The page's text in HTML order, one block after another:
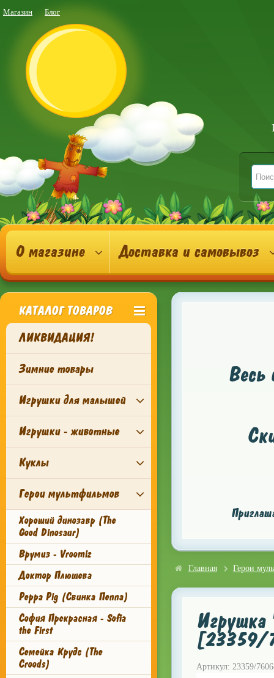
Магазин Блог
О магазине Доставка и самовывоз
КАТАЛОГ ТОВАРОВ
ЛИКВИДАЦИЯ!
Зимние товары
Игрушки для малышей
Игрушки - животные
Куклы
Герои мультфильмов
Хороший динозавр (The
Good Dinosaur)
Врумиз - Vroomiz
Доктор Плюшева
Peppa Pig (Свинка Пеппа)
София Прекрасная - Sofia
the First
Семейка Крудс (The
Croods)
Весь
Главная Герои
Игрушка
[23359/
Артикул: 23359/